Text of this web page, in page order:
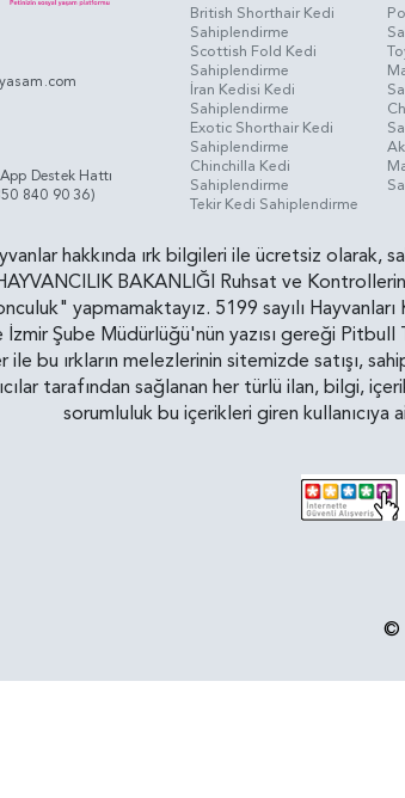
Destek Hattı
840 90 36)
British Shorthair Kedi
Sahiplendirme
Scottish Fold Kedi
Sahiplendirme
İran Kedisi Kedi
Sahiplendirme
Exotic Shorthair Kedi
Sahiplendirme
Chinchilla Kedi
Sahiplendirme
Tekir Kedi Sahiplendirme
hakkında ırk bilgileri ile ücretsiz olarak,
BAKANLIĞI Ruhsat ve
yapmamaktayız. 5199 sayılı
İzmir Şube Müdürlüğü'nün yazısı gereği
ile bu ırkların melezlerinin sitemizde satışı,
tarafından sağlanan her türlü ilan, bilgi,
sorumluluk bu içerikleri giren
©